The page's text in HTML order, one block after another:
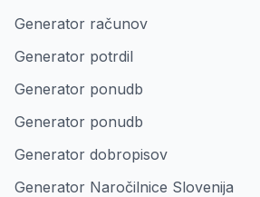
Generator računov
Generator potrdil
Generator ponudb
Generator ponudb
Generator dobropisov
Generator Naročilnice Slovenija